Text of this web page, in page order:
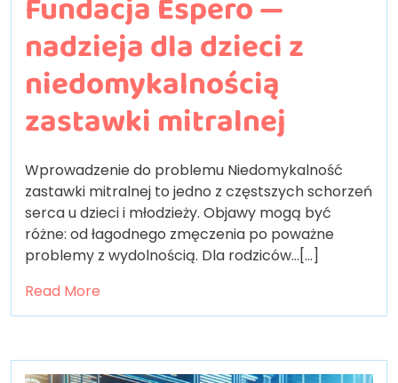
nadzieja dla dzieci z
niedomykalnością
zastawki mitralnej
Wprowadzenie do problemu Niedomykalność
zastawki mitralnej to jedno z częstszych schorzeń
serca u dzieci i młodzieży. Objawy mogą być
różne: od łagodnego zmęczenia po poważne
problemy z wydolnością. Dla rodziców…[...]
Read More